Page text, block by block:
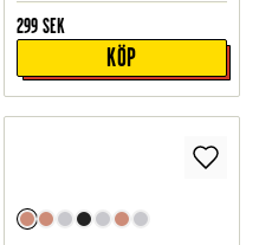
299 SEK
KÖP